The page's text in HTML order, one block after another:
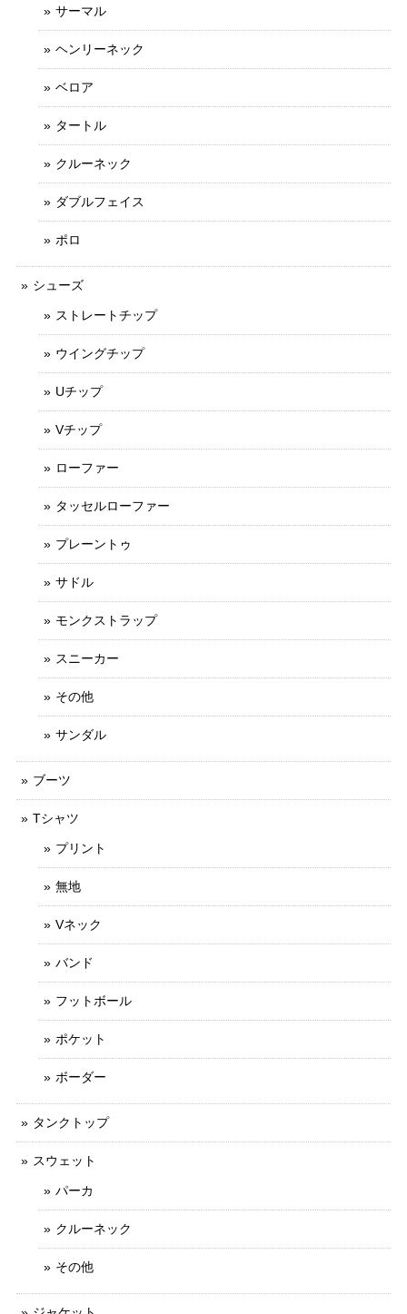
サーマル
ヘンリーネック
ベロア
タートル
クルーネック
ダブルフェイス
ポロ
シューズ
ストレートチップ
ウイングチップ
Uチップ
Vチップ
ローファー
タッセルローファー
プレーントゥ
サドル
モンクストラップ
スニーカー
その他
サンダル
ブーツ
Tシャツ
プリント
無地
Vネック
バンド
フットボール
ポケット
ボーダー
タンクトップ
スウェット
パーカ
クルーネック
その他